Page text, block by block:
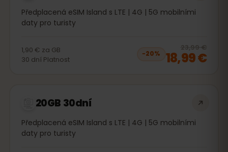
Předplacená eSIM Island s LTE | 4G | 5G mobilními
daty pro turisty
1,90 € za GB
30 dní Platnost
−20%
23,99 €
18,99 €
20GB 30dní
Předplacená eSIM Island s LTE | 4G | 5G mobilními
daty pro turisty